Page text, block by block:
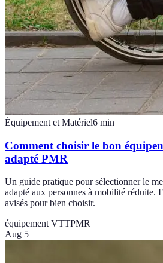
Équipement et Matériel6 min
Comment choisir le bon
adapté PMR
Un guide pratique pour sélectionner le
adapté aux personnes à mobilité réduite.
avisés pour bien choisir.
équipement VTTPMR
Aug 5